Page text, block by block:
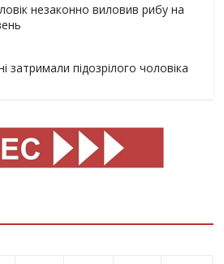
незаконно виловив рибу на
затримали підозрілого чоловіка